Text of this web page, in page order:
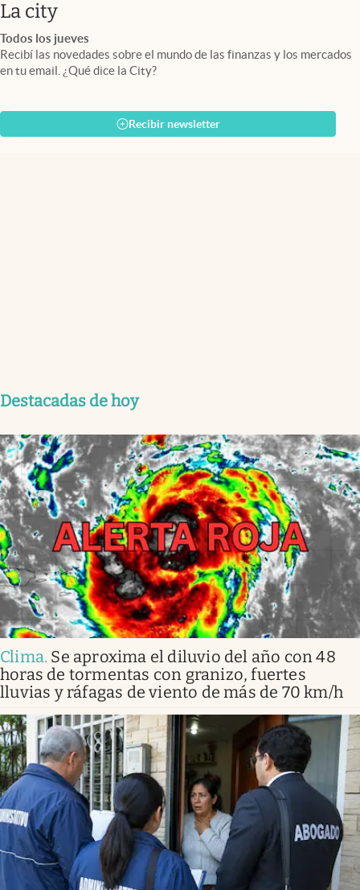
La cityabre en nueva pestaña
Todos los jueves
Recibí las novedades sobre el mundo de las finanzas y los mercados
en tu email. ¿Qué dice la City?
Recibir newsletter
Destacadas de hoy
Clima. Se aproxima el diluvio del año con 48
horas de tormentas con granizo, fuertes
lluvias y ráfagas de viento de más de 70 km/h